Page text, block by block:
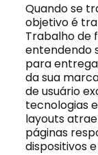
Quando se
objetivo é
Trabalho de
entendendo
para
da sua
de usuário
tecnologias
layouts
páginas
dispositivos